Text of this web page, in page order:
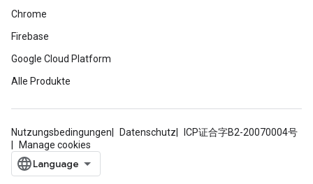
Chrome
Firebase
Google Cloud Platform
Alle Produkte
Nutzungsbedingungen Datenschutz
ICP证合字B2-20070004号
Manage cookies